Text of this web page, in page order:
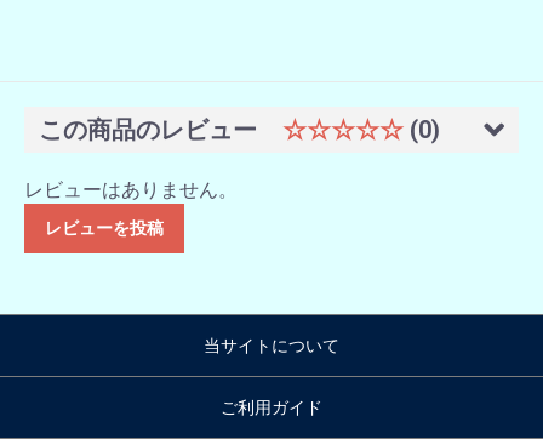
この商品のレビュー ☆☆☆☆☆ (0)
レビューはありません。
レビューを投稿
当サイトについて
ご利用ガイド